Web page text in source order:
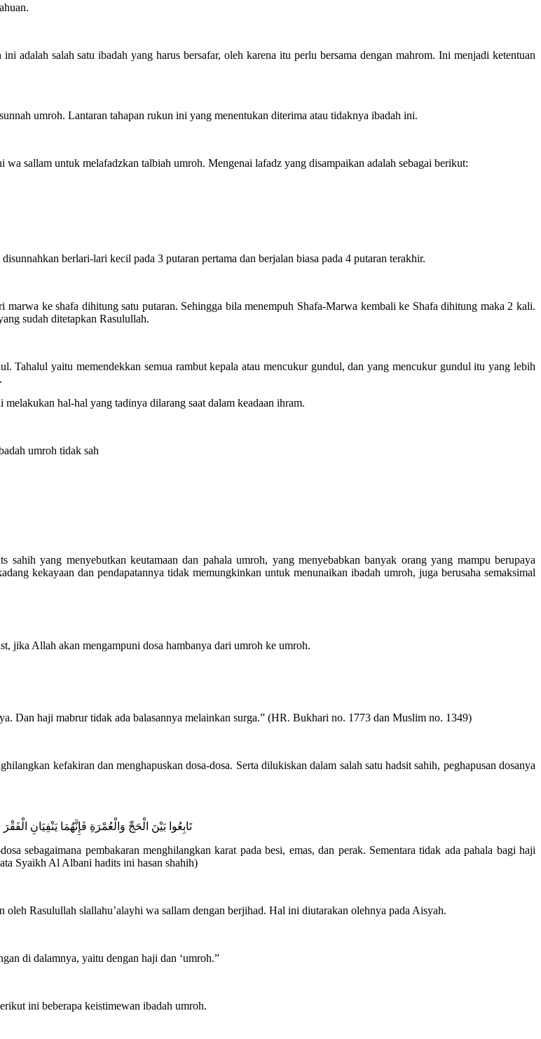
adalah salah satu ibadah yang harus bersafar, oleh karena itu perlu bersama dengan mahrom. Ini menjadi ketentuan
umroh. Lantaran tahapan rukun ini yang menentukan diterima atau tidaknya ibadah ini.
sallam untuk melafadzkan talbiah umroh. Mengenai lafadz yang disampaikan adalah sebagai berikut:
berlari-lari kecil pada 3 putaran pertama dan berjalan biasa pada 4 putaran terakhir.
ke shafa dihitung satu putaran. Sehingga bila menempuh Shafa-Marwa kembali ke Shafa dihitung maka 2 kali.
sudah ditetapkan Rasulullah.
Tahalul yaitu memendekkan semua rambut kepala atau mencukur gundul, dan yang mencukur gundul itu yang lebih
hal-hal yang tadinya dilarang saat dalam keadaan ihram.
umroh tidak sah
yang menyebutkan keutamaan dan pahala umroh, yang menyebabkan banyak orang yang mampu berupaya
kekayaan dan pendapatannya tidak memungkinkan untuk menunaikan ibadah umroh, juga berusaha semaksimal
jika Allah akan mengampuni dosa hambanya dari umroh ke umroh.
Dan haji mabrur tidak ada balasannya melainkan surga.” (HR. Bukhari no. 1773 dan Muslim no. 1349)
kefakiran dan menghapuskan dosa-dosa. Serta dilukiskan dalam salah satu hadsit sahih, peghapusan dosanya
تَابِعُوا بَيْنَ الْحَجِّ وَالْعُمْرَةِ فَإِنَّهُمَا يَنْفِيَانِ
sebagaimana pembakaran menghilangkan karat pada besi, emas, dan perak. Sementara tidak ada pahala bagi haji
Syaikh Al Albani hadits ini hasan shahih)
Rasulullah slallahu’alayhi wa sallam dengan berjihad. Hal ini diutarakan olehnya pada Aisyah.
di dalamnya, yaitu dengan haji dan ‘umroh.”
ini beberapa keistimewan ibadah umroh.